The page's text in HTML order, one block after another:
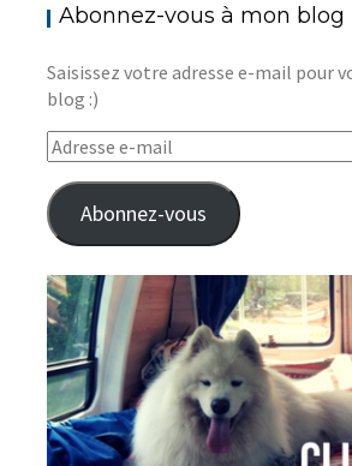
Abonnez-vous à mon blog
Saisissez votre adresse e-mail pour
blog :)
Adresse
e-
mail
Abonnez-vous